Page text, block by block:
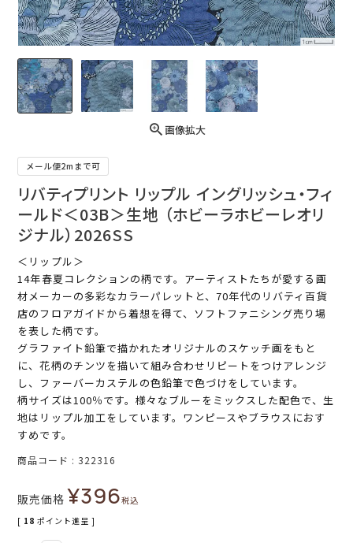
画像拡大
メール便2mまで可
リバティプリント リップル イングリッシュ・フィ
ールド＜03B＞生地 （ホビーラホビーレオリ
ジナル）2026SS
＜リップル＞
14年春夏コレクションの柄です。アーティストたちが愛する画
材メーカーの多彩なカラーパレットと、70年代のリバティ百貨
店のフロアガイドから着想を得て、ソフトファニシング売り場
を表した柄です。
グラファイト鉛筆で描かれたオリジナルのスケッチ画をもと
に、花柄のチンツを描いて組み合わせリピートをつけアレンジ
し、ファーバーカステルの色鉛筆で色づけをしています。
柄サイズは100％です。様々なブルーをミックスした配色で、生
地はリップル加工をしています。ワンピースやブラウスにおす
すめです。
商品コード 322316
販売価格 ¥396税込
[ 18 ポイント進呈 ]